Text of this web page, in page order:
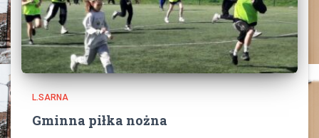
L.SARNA
Gminna piłka nożna